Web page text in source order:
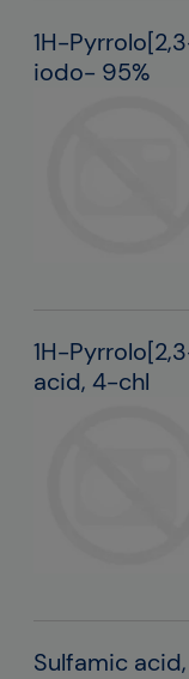
1H-
iodo- 95%
1H-
acid, 4-chl
Sulfamic